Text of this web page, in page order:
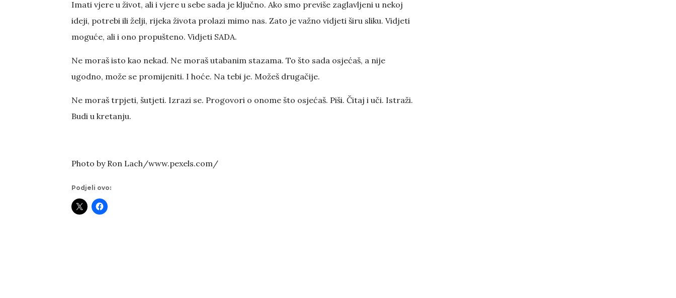
Imati vjere u život, ali i vjere u sebe sada je ključno. Ako smo previše zaglavljeni u nekoj
ideji, potrebi ili želji, rijeka života prolazi mimo nas. Zato je važno vidjeti širu sliku. Vidjeti
moguće, ali i ono propušteno. Vidjeti SADA.
Ne moraš isto kao nekad. Ne moraš utabanim stazama. To što sada osjećaš, a nije
ugodno, može se promijeniti. I hoće. Na tebi je. Možeš drugačije.
Ne moraš trpjeti, šutjeti. Izrazi se. Progovori o onome što osjećaš. Piši. Čitaj i uči. Istraži.
Budi u kretanju.
Photo by Ron Lach/www.pexels.com/
Podjeli ovo: